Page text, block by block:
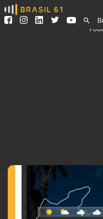
Ver todas as notícias
Podcasts
Agronegócios
Brasil Mineral
Cultura
Economia
Educação